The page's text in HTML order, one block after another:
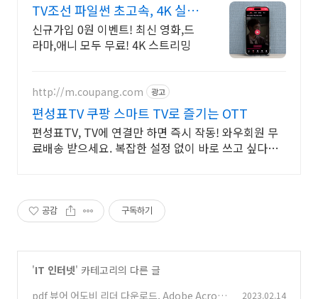
TV조선 파일썬 초고속, 4K 실시
간 보기!
신규가입 0원 이벤트! 최신 영화,드
라마,애니 모두 무료! 4K 스트리밍
http://m.coupang.com 광고
편성표TV 쿠팡 스마트 TV로 즐기는 OTT
편성표TV, TV에 연결만 하면 즉시 작동! 와우회원 무
료배송 받으세요. 복잡한 설정 없이 바로 쓰고 싶다면,
공감 구독하기
'IT 인터넷' 카테고리의 다른 글
pdf 뷰어 어도비 리더 다운로드, Adobe Acroba
2023.02.14